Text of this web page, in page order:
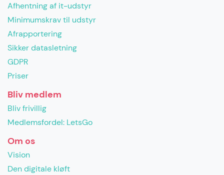
Afhentning af it-udstyr
Minimumskrav til udstyr
Afrapportering
Sikker datasletning
GDPR
Priser
Bliv medlem
Bliv frivillig
Medlemsfordel: LetsGo
Om os
Vision
Den digitale kløft